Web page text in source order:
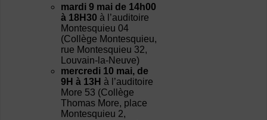
mardi 9 mai de 14h00
à 18H30 à l’auditoire
Montesquieu 04
(Collège Montesquieu,
rue Montesquieu 32,
Louvain-la-Neuve)
mercredi 10 mai, de
9H à 13H à l’auditoire
More 53 (Collège
Thomas More, place
Montesquieu 2,